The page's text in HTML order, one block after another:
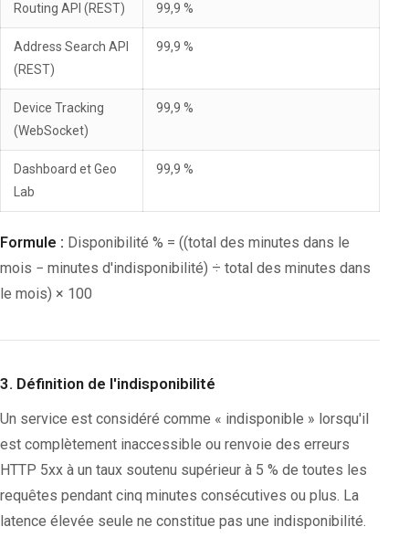
Routing API (REST) 99,9 %
Address Search API
(REST)
99,9 %
Device Tracking
(WebSocket)
99,9 %
Dashboard et Geo
Lab
99,9 %
Formule : Disponibilité % = ((total des minutes dans le
mois − minutes d'indisponibilité) ÷ total des minutes dans
le mois) × 100
3. Définition de l'indisponibilité
Un service est considéré comme « indisponible » lorsqu'il
est complètement inaccessible ou renvoie des erreurs
HTTP 5xx à un taux soutenu supérieur à 5 % de toutes les
requêtes pendant cinq minutes consécutives ou plus. La
latence élevée seule ne constitue pas une indisponibilité.